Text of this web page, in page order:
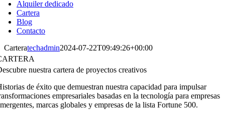
Alquiler dedicado
Cartera
Blog
Contacto
Carteratechadmin2024-07-22T09:49:26+00:00
nuestra cartera de proyectos creativos
de éxito que demuestran nuestra capacidad para impulsar
empresariales basadas en la tecnología para empresas
marcas globales y empresas de la lista Fortune 500.